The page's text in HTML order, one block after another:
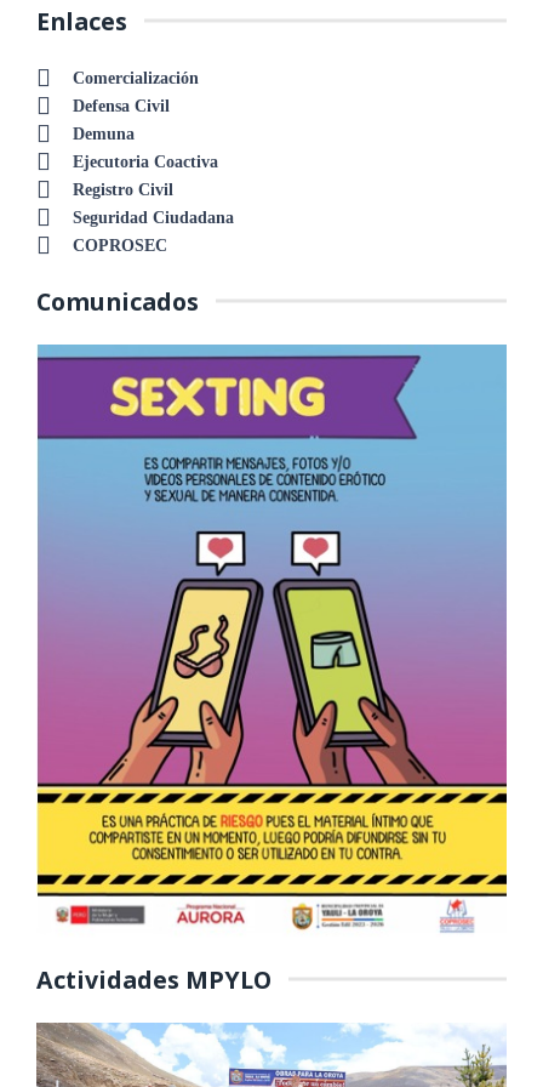
Enlaces
Comercialización
Defensa Civil
Demuna
Ejecutoria Coactiva
Registro Civil
Seguridad Ciudadana
COPROSEC
Comunicados
Actividades MPYLO